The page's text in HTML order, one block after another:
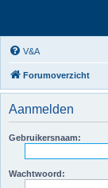
V&A
Forumoverzicht
Aanmelden
Gebruikersnaam:
Wachtwoord: